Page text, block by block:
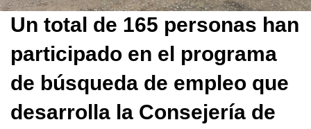
Un total de 165 personas han
participado en el programa
de búsqueda de empleo que
desarrolla la Consejería de